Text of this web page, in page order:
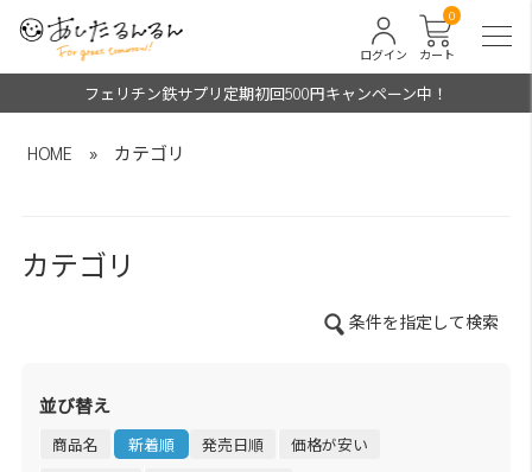
カート
0
ログイン
フェリチン鉄サプリ定期初回500円キャンペーン中！
HOME » カテゴリ
カテゴリ
条件を指定して検索
並び替え
商品名 新着順 発売日順
価格が安い